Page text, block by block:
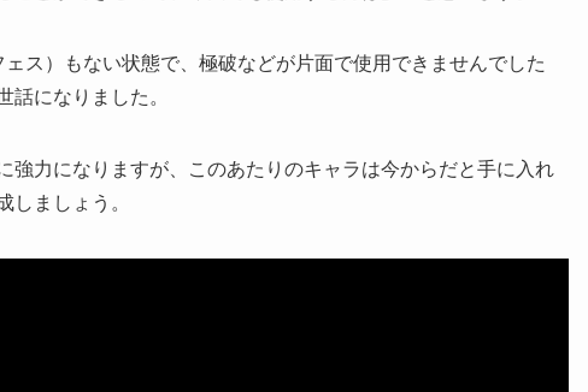
ス）もない状態で、極破などが片面で使用できませんでした
話になりました。
強力になりますが、このあたりのキャラは今からだと手に入れ
しましょう。